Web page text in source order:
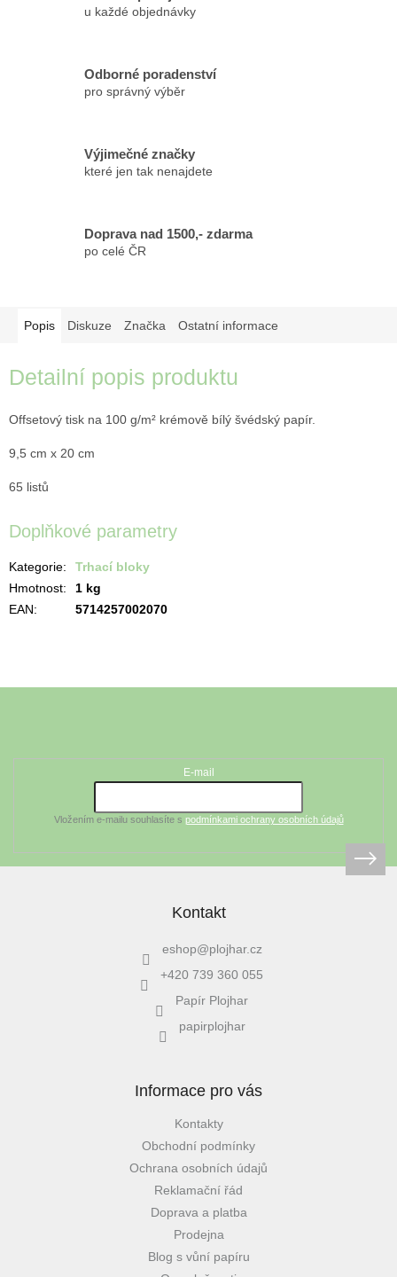
u každé objednávky
Odborné poradenství
pro správný výběr
Výjimečné značky
které jen tak nenajdete
Doprava nad 1500,- zdarma
po celé ČR
Popis Diskuze Značka Ostatní informace
Detailní popis produktu
Offsetový tisk na 100 g/m² krémově bílý švédský papír.
9,5 cm x 20 cm
65 listů
Doplňkové parametry
Kategorie:
Trhací bloky
Hmotnost:
1 kg
EAN: 5714257002070
E-mail
Vložením e-mailu souhlasíte s podmínkami ochrany osobních údajů
Kontakt
eshop@plojhar.cz
+420 739 360 055
Papír Plojhar
papirplojhar
Informace pro vás
Kontakty
Obchodní podmínky
Ochrana osobních údajů
Reklamační řád
Doprava a platba
Prodejna
Blog s vůní papíru